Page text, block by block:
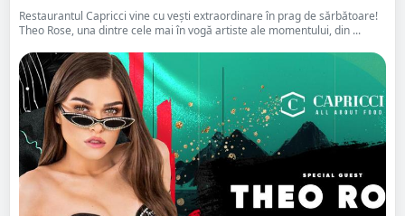
Restaurantul Capricci vine cu vești extraordinare în prag de sărbătoare!
Theo Rose, una dintre cele mai în vogă artiste ale momentului, din ...